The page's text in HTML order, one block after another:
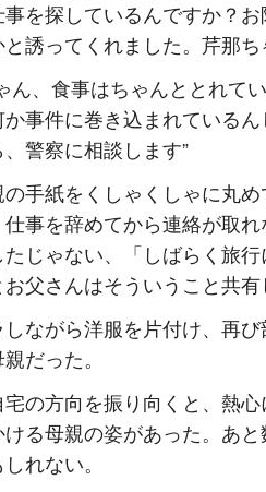
を探しているんですか？
誘ってくれました。芹那
ん、食事はちゃんととれて
事件に巻き込まれている
警察に相談します”
手紙をくしゃくしゃに丸
事を辞めてから連絡が取
じゃない、「しばらく旅
父さんはそういうこと共有
しながら洋服を片付け、再
だった。
の方向を振り向くと、熱
る母親の姿があった。あ
れない。